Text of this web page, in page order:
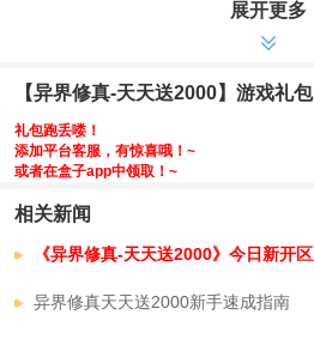
-原版物价，无数值膨胀
-
【异界修真-天天送2000】VIP介绍
展开更多
【异界修真-天天送2000】游戏礼包
礼包跑丢喽！
添加平台客服，有惊喜哦！~
或者在盒子app中领取！~
相关新闻
异界修真天天送2000新手速成指南